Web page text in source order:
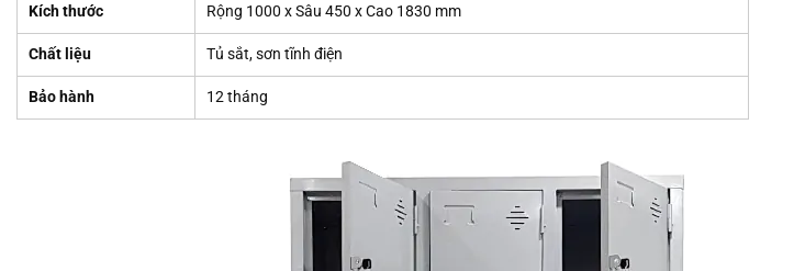
Kích thước Rộng 1000 x Sâu 450 x Cao 1830 mm
Chất liệu Tủ sắt, sơn tĩnh điện
Bảo hành 12 tháng